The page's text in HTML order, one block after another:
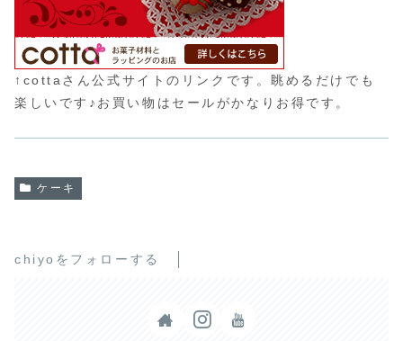
↑cottaさん公式サイトのリンクです。眺めるだけでも
楽しいです♪お買い物はセールがかなりお得です。
ケーキ
chiyoをフォローする